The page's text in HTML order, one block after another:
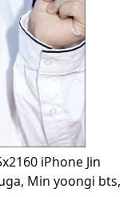
iPhone Jin
Min yoongi bts,